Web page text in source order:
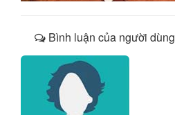
Bình luận của người dùng